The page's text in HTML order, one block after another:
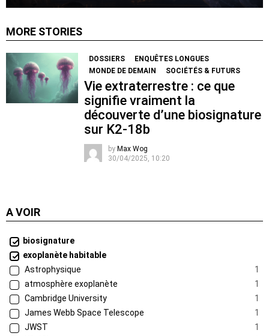
MORE STORIES
DOSSIERS
ENQUÊTES LONGUES
MONDE DE DEMAIN
SOCIÉTÉS & FUTURS
Vie extraterrestre : ce que
signifie vraiment la
découverte d’une biosignature
sur K2-18b
by Max Wog
30/04/2025, 10:20
A VOIR
biosignature
exoplanète habitable
Astrophysique
1
atmosphère exoplanète
1
Cambridge University
1
James Webb Space Telescope
1
JWST
1